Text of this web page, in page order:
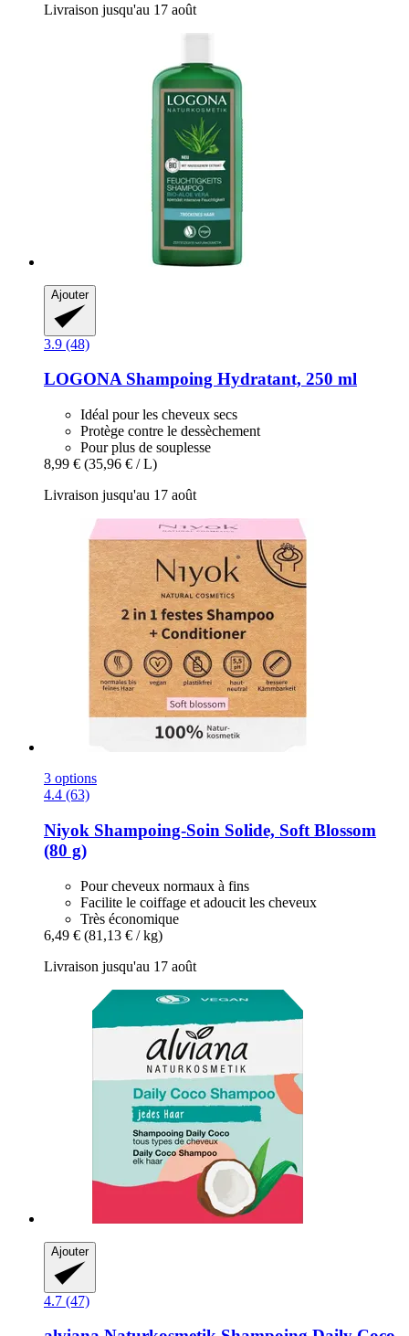
Livraison jusqu'au 17 août
Ajouter
3.9 (48)
LOGONAShampoing Hydratant, 250 ml
Idéal pour les cheveux secs
Protège contre le dessèchement
Pour plus de souplesse
8,99 € (35,96 € / L)
Livraison jusqu'au 17 août
3 options
4.4 (63)
Niyok Shampoing-​Soin Solide, Soft Blossom
(80 g)
Pour cheveux normaux à fins
Facilite le coiffage et adoucit les cheveux
Très économique
6,49 € (81,13 € / kg)
Livraison jusqu'au 17 août
Ajouter
4.7 (47)